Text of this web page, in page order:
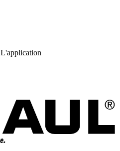
L'application